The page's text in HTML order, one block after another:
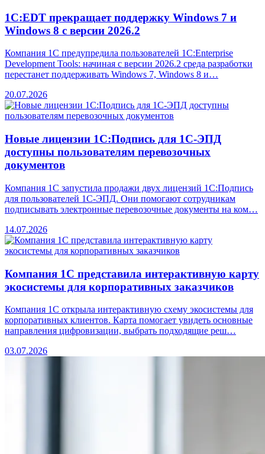
1С:EDT прекращает поддержку Windows 7 и
Windows 8 с версии 2026.2
Компания 1С предупредила пользователей 1C:Enterprise
Development Tools: начиная с версии 2026.2 среда разработки
перестанет поддерживать Windows 7, Windows 8 и…
20.07.2026
Новые лицензии 1С:Подпись для 1С-ЭПД
доступны пользователям перевозочных
документов
Компания 1С запустила продажи двух лицензий 1С:Подпись
для пользователей 1С-ЭПД. Они помогают сотрудникам
подписывать электронные перевозочные документы на ком…
14.07.2026
Компания 1С представила интерактивную карту
экосистемы для корпоративных заказчиков
Компания 1С открыла интерактивную схему экосистемы для
корпоративных клиентов. Карта помогает увидеть основные
направления цифровизации, выбрать подходящие реш…
03.07.2026